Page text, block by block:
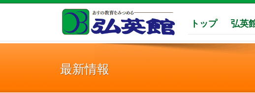
トップ 弘英
最新情報